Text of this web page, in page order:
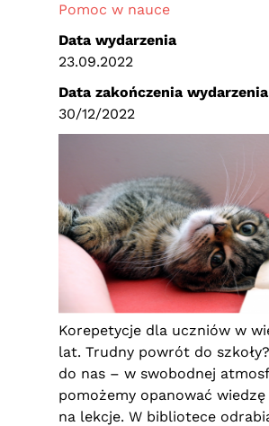
Korepetycje dla uczniów w
lat. Trudny powrót do
do nas – w swobodnej
pomożemy opanować
na lekcje. W bibliotece
Pomoc w nauce
Data wydarzenia
23.09.2022
Data zakończenia wydarzenia
30/12/2022